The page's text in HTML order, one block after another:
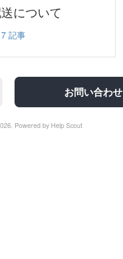
について
7記事
お問い合わせ
Powered by Help Scout